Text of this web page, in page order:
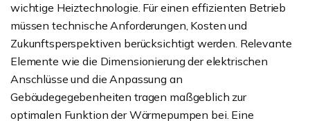
wichtige Heiztechnologie. Für einen effizienten Betrieb
müssen technische Anforderungen, Kosten und
Zukunftsperspektiven berücksichtigt werden. Relevante
Elemente wie die Dimensionierung der elektrischen
Anschlüsse und die Anpassung an
Gebäudegegebenheiten tragen maßgeblich zur
optimalen Funktion der Wärmepumpen bei. Eine